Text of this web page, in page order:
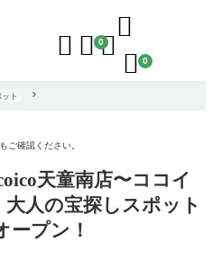
  0

 0
ト
ご確認ください。
天童南店〜ココイ
人の宝探しスポット
ープン！